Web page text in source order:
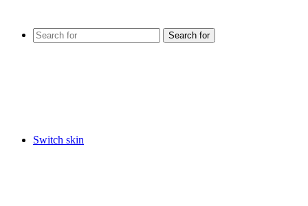
Search for
Switch skin